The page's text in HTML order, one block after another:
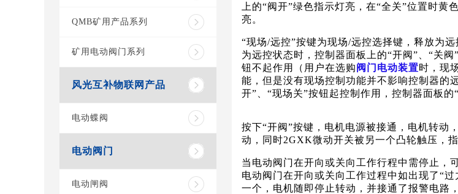
QMB矿用产品系列
矿用电动阀门系列
风光互补物联网产品
电动蝶阀
电动阀门
电动闸阀
上的“阀开”绿色指示灯亮，在“全关”位置时黄
亮。
“现场/远控”按键为现场/远控选择键，释放为
为远控状态时，控制器面板上的“开阀”、“关
钮不起作用（用户在选购阀门 电动装置时，现
能，但是没有现场控制功能并不影响控制器的
开”、“现场关”按钮起控制作用，控制器面板的
按下“开阀”按键，电机电源被接通，电机转动
动，同时2GXK微动开关被另一个凸轮触压，
当电动阀门在开向或关向工作行程中需停止，
电动阀门在开向或关向工作过程中如出现了“过
一个，电机随即停止转动，并接通了报警电路